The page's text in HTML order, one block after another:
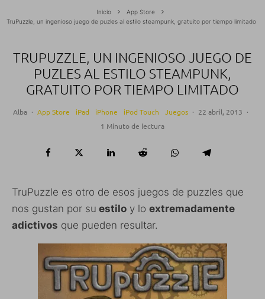
Inicio
App Store
TruPuzzle, un ingenioso juego de puzles al estilo steampunk, gratuito por tiempo limitado
TRUPUZZLE, UN INGENIOSO JUEGO DE
PUZLES AL ESTILO STEAMPUNK,
GRATUITO POR TIEMPO LIMITADO
Alba · App Store iPad iPhone iPod Touch Juegos · 22 abril, 2013 ·
1 Minuto de lectura
TruPuzzle es otro de esos juegos de puzzles que
nos gustan por su estilo y lo extremadamente
adictivos que pueden resultar.